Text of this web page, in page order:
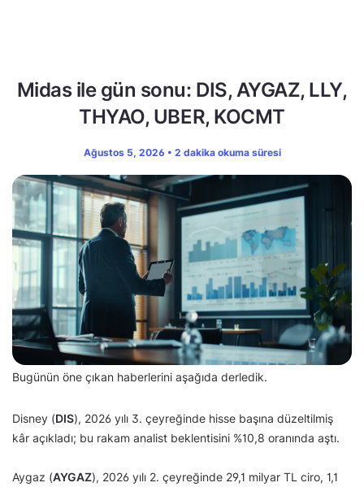
Midas ile gün sonu: DIS, AYGAZ, LLY,
THYAO, UBER, KOCMT
Ağustos 5, 2026 • 2 dakika okuma süresi
Bugünün öne çıkan haberlerini aşağıda derledik.
Disney (DIS), 2026 yılı 3. çeyreğinde hisse başına düzeltilmiş
kâr açıkladı; bu rakam analist beklentisini %10,8 oranında aştı.
Aygaz (AYGAZ), 2026 yılı 2. çeyreğinde 29,1 milyar TL ciro, 1,1